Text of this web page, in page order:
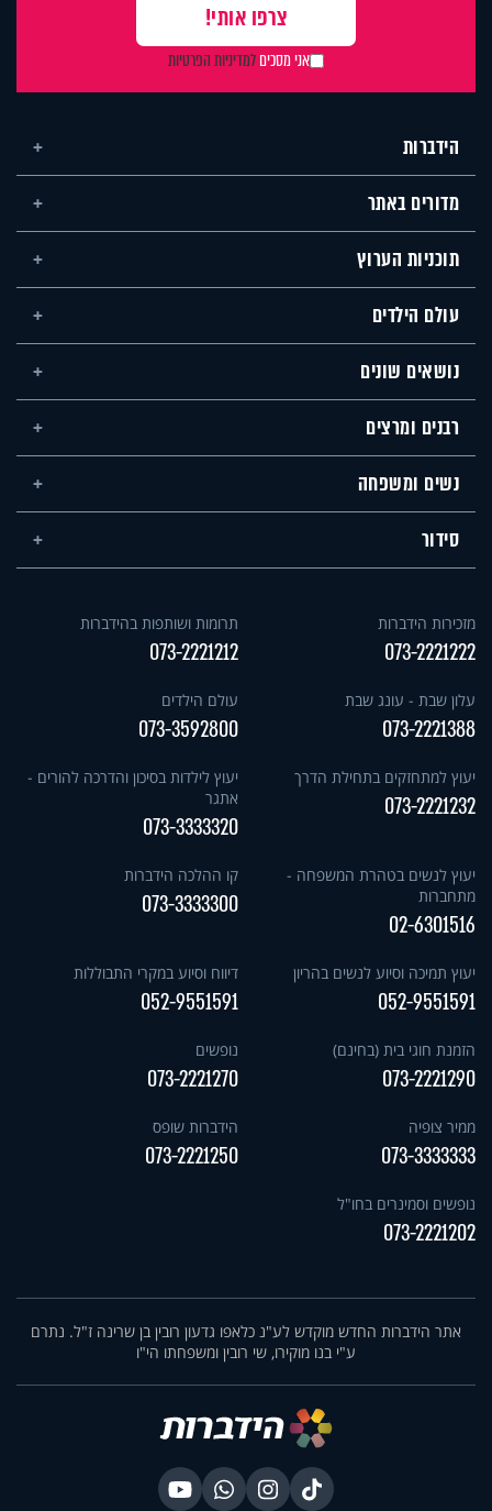
אני מסכיםלמדיניות הפרטיות
הידברות
מדורים באתר
תוכניות הערוץ
עולם הילדים
נושאים שונים
רבנים ומרצים
נשים ומשפחה
סידור
מזכירות הידברות
073-2221222
תרומות ושותפות בהידברות
073-2221212
עלון שבת - עונג שבת
073-2221388
עולם הילדים
073-3592800
יעוץ למתחזקים בתחילת הדרך
073-2221232
יעוץ לילדות בסיכון והדרכה להורים -
אתגר
073-3333320
יעוץ לנשים בטהרת המשפחה -
מתחברות
02-6301516
קו ההלכה הידברות
073-3333300
יעוץ תמיכה וסיוע לנשים בהריון
052-9551591
דיווח וסיוע במקרי התבוללות
052-9551591
הזמנת חוגי בית (בחינם)
073-2221290
נופשים
073-2221270
ממיר צופיה
073-3333333
הידברות שופס
073-2221250
נופשים וסמינרים בחו"ל
073-2221202
אתר הידברות החדש מוקדש לע"נ כלאפו גדעון רובין בן שרינה ז"ל. נתרם
ע"י בנו מוקירו, שי רובין ומשפחתו הי"ו